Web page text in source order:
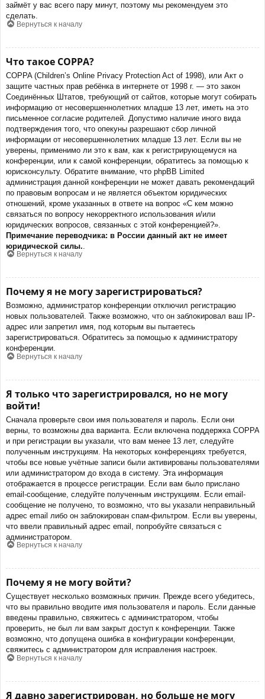
займёт у вас всего пару минут, поэтому мы рекомендуем это
сделать.
Вернуться к началу
Что такое COPPA?
COPPA (Children’s Online Privacy Protection Act of 1998), или Акт о
защите частных прав ребёнка в интернете от 1998 г. — это закон
Соединённых Штатов, требующий от сайтов, которые могут собирать
информацию от несовершеннолетних младше 13 лет, иметь на это
письменное согласие родителей. Допустимо наличие иного вида
подтверждения того, что опекуны разрешают сбор личной
информации от несовершеннолетних младше 13 лет. Если вы не
уверены, применимо ли это к вам, как к регистрирующемуся на
конференции, или к самой конференции, обратитесь за помощью к
юрисконсульту. Обратите внимание, что phpBB Limited
администрация данной конференции не может давать рекомендаций
по правовым вопросам и не является объектом юридических
отношений, кроме указанных в ответе на вопрос «С кем можно
связаться по вопросу некорректного использования и/или
юридических вопросов, связанных с этой конференцией?».
Примечание переводчика: в России данный акт не имеет
юридической силы.
Вернуться к началу
Почему я не могу зарегистрироваться?
Возможно, администратор конференции отключил регистрацию
новых пользователей. Также возможно, что он заблокировал ваш IP-
адрес или запретил имя, под которым вы пытаетесь
зарегистрироваться. Обратитесь за помощью к администратору
конференции.
Вернуться к началу
Я только что зарегистрировался, но не могу
войти!
Сначала проверьте свои имя пользователя и пароль. Если они
верны, то возможны два варианта. Если включена поддержка COPPA
и при регистрации вы указали, что вам менее 13 лет, следуйте
полученным инструкциям. На некоторых конференциях требуется,
чтобы все новые учётные записи были активированы пользователями
или администратором до входа в систему. Эта информация
отображается в процессе регистрации. Если вам было прислано
email-сообщение, следуйте полученным инструкциям. Если email-
сообщение не получено, то возможно, что вы указали неправильный
адрес email либо он заблокирован спам-фильтром. Если вы уверены,
что ввели правильный адрес email, попробуйте связаться с
администратором.
Вернуться к началу
Почему я не могу войти?
Существует несколько возможных причин. Прежде всего убедитесь,
что вы правильно вводите имя пользователя и пароль. Если данные
введены правильно, свяжитесь с администратором, чтобы
проверить, не был ли вам закрыт доступ к конференции. Также
возможно, что допущена ошибка в конфигурации конференции,
свяжитесь с администратором для исправления настроек.
Вернуться к началу
Я давно зарегистрирован, но больше не могу